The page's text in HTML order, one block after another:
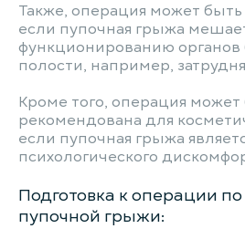
Также, операция может
если пупочная грыжа
функционированию
полости, например,
Кроме того, операция может
рекомендована для
если пупочная грыжа
психологического
Подготовка к операции
пупочной грыжи: